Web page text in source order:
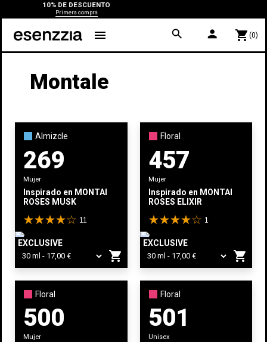
10% DE DESCUENTO
Primera compra
menu search person shopping_cart (0)
Montale
Almizcle
269
Mujer
Inspirado en MONTALE
ROSES MUSK
11
EXCLUSIVE
shopping_cart
Floral
457
Mujer
Inspirado en MONTALE
ROSES ELIXIR
1
EXCLUSIVE
shopping_cart
Floral
500
Mujer
Floral
501
Unisex